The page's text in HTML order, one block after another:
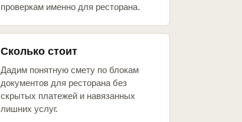
проверкам именно для ресторана.
Сколько стоит
Дадим понятную смету по блокам
документов для ресторана без
скрытых платежей и навязанных
лишних услуг.